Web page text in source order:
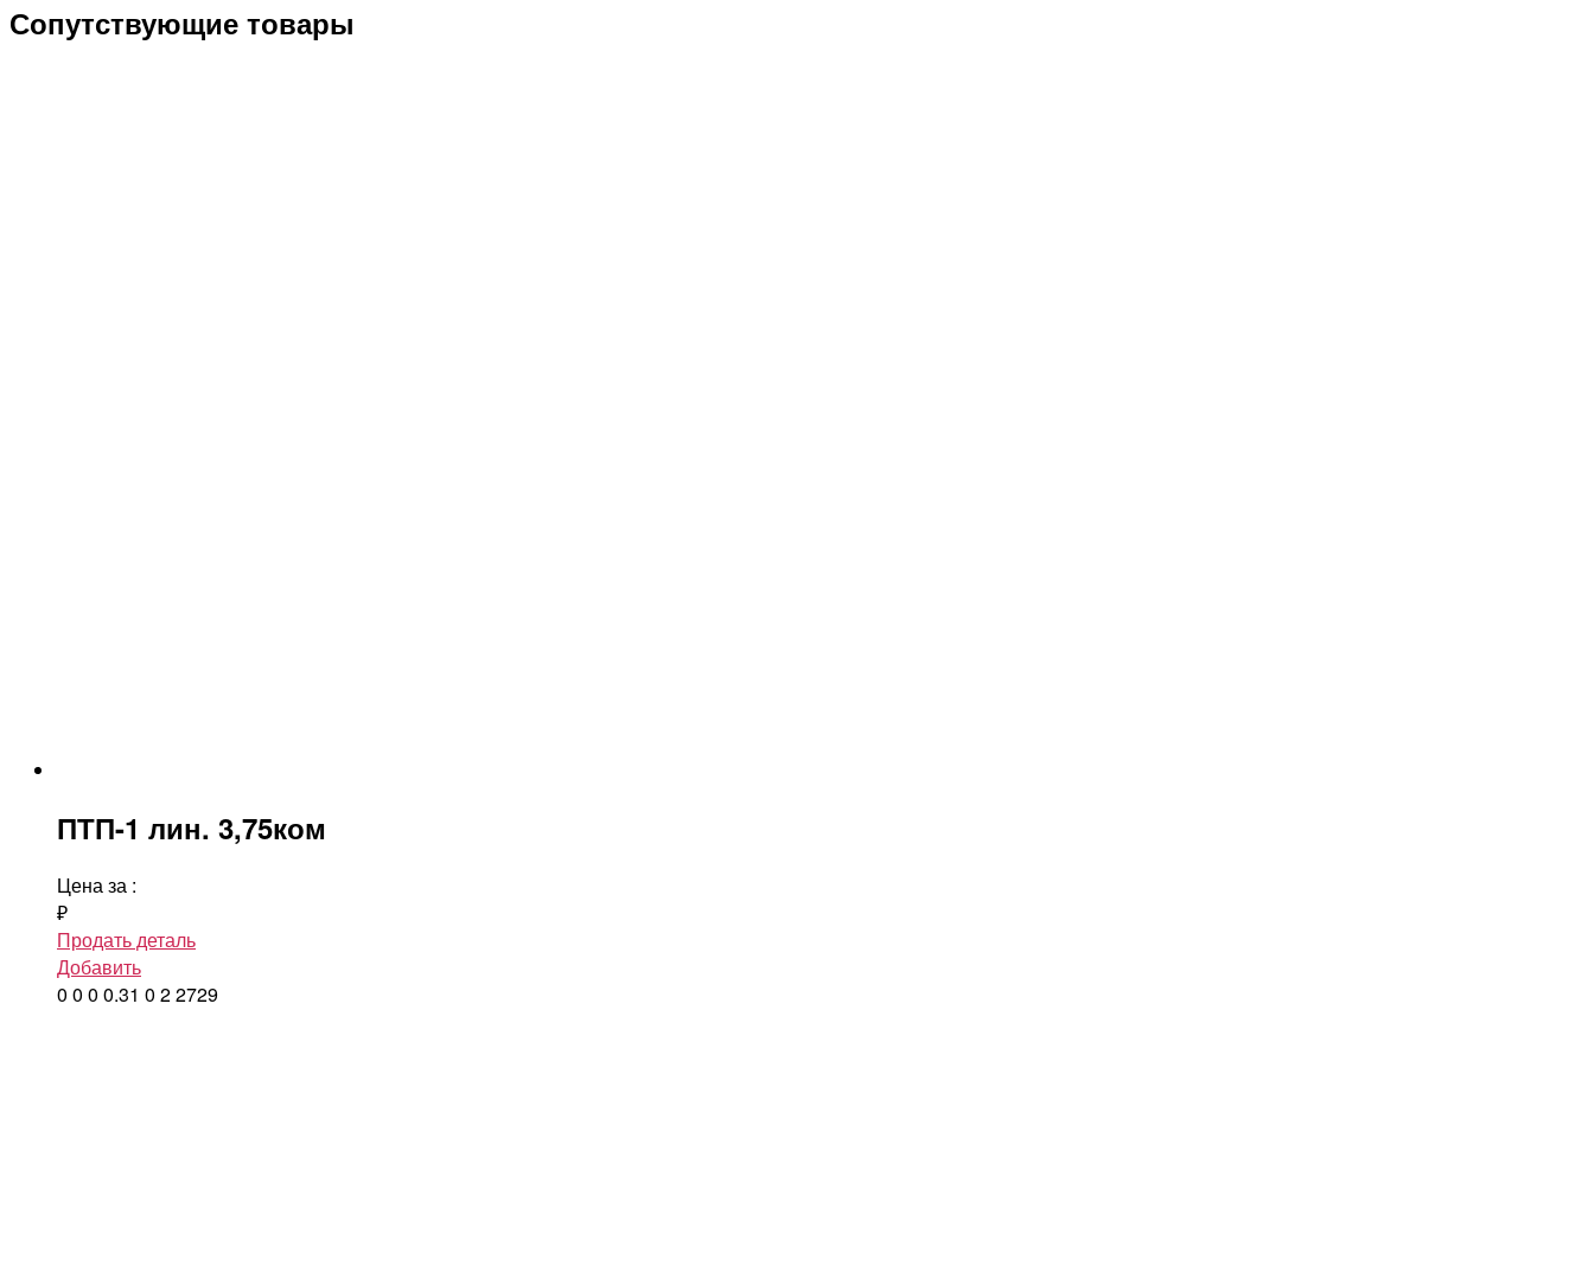
Сопутствующие товары
ПТП-1 лин. 3,75ком
Цена за :
₽
Продать деталь
Добавить
0 0 0 0.31 0 22729